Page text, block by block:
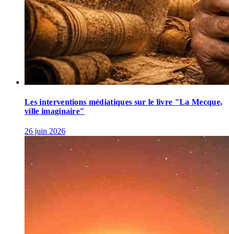
Les interventions médiatiques sur le livre "La Mecque,
ville imaginaire"
26 juin 2026